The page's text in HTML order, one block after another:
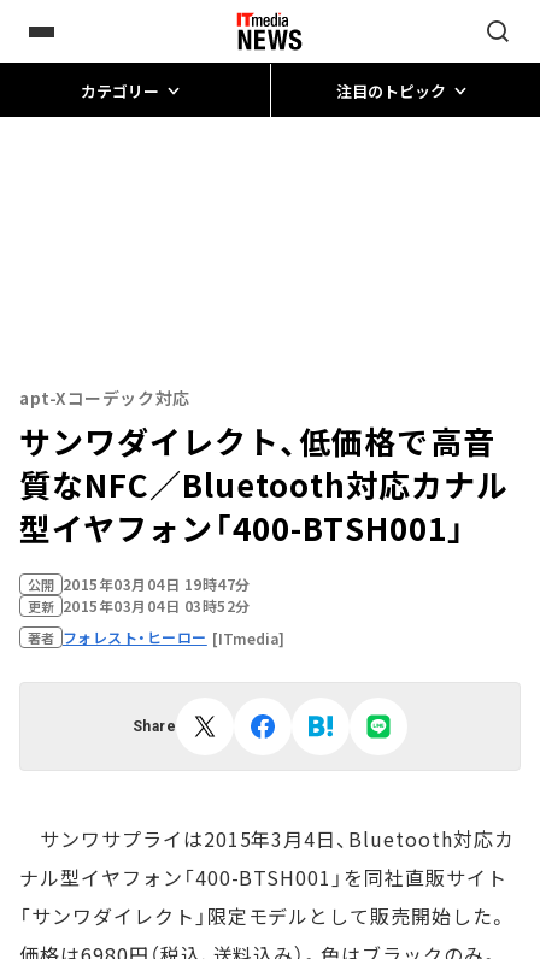
カテゴリー 注目のトピック
apt-Xコーデック対応
サンワダイレクト、低価格で高音
質なNFC／Bluetooth対応カナル
型イヤフォン「400-BTSH001」
公開 2015年03月04日 19時47分
更新 2015年03月04日 03時52分
著者 フォレスト・ヒーロー [ITmedia]
Share
サンワサプライは2015年3月4日、Bluetooth対応カ
ナル型イヤフォン「400-BTSH001」を同社直販サイト
「サンワダイレクト」限定モデルとして販売開始した。